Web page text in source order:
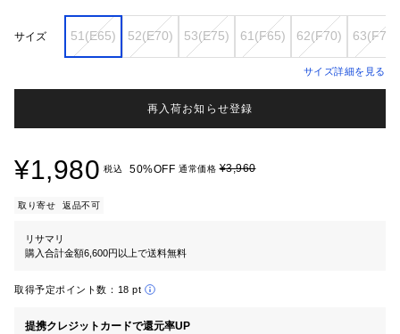
サイズ 51(E65) 52(E70) 53(E75) 61(F65) 62(F70) 63(F75)
サイズ詳細を見る
再入荷お知らせ登録
¥1,980 税込 50%OFF 通常価格¥3,960
取り寄せ 返品不可
リサマリ
購入合計金額6,600円以上で送料無料
取得予定ポイント数： 18 pt
提携クレジットカードで還元率UP